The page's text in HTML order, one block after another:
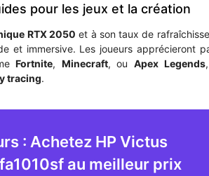
pour les jeux et la création
RTX 2050 et à son taux de
et immersive. Les joueurs apprécieront
Fortnite, Minecraft, ouApex Legends
tracing.
: Achetez HP Victus
au meilleur prix